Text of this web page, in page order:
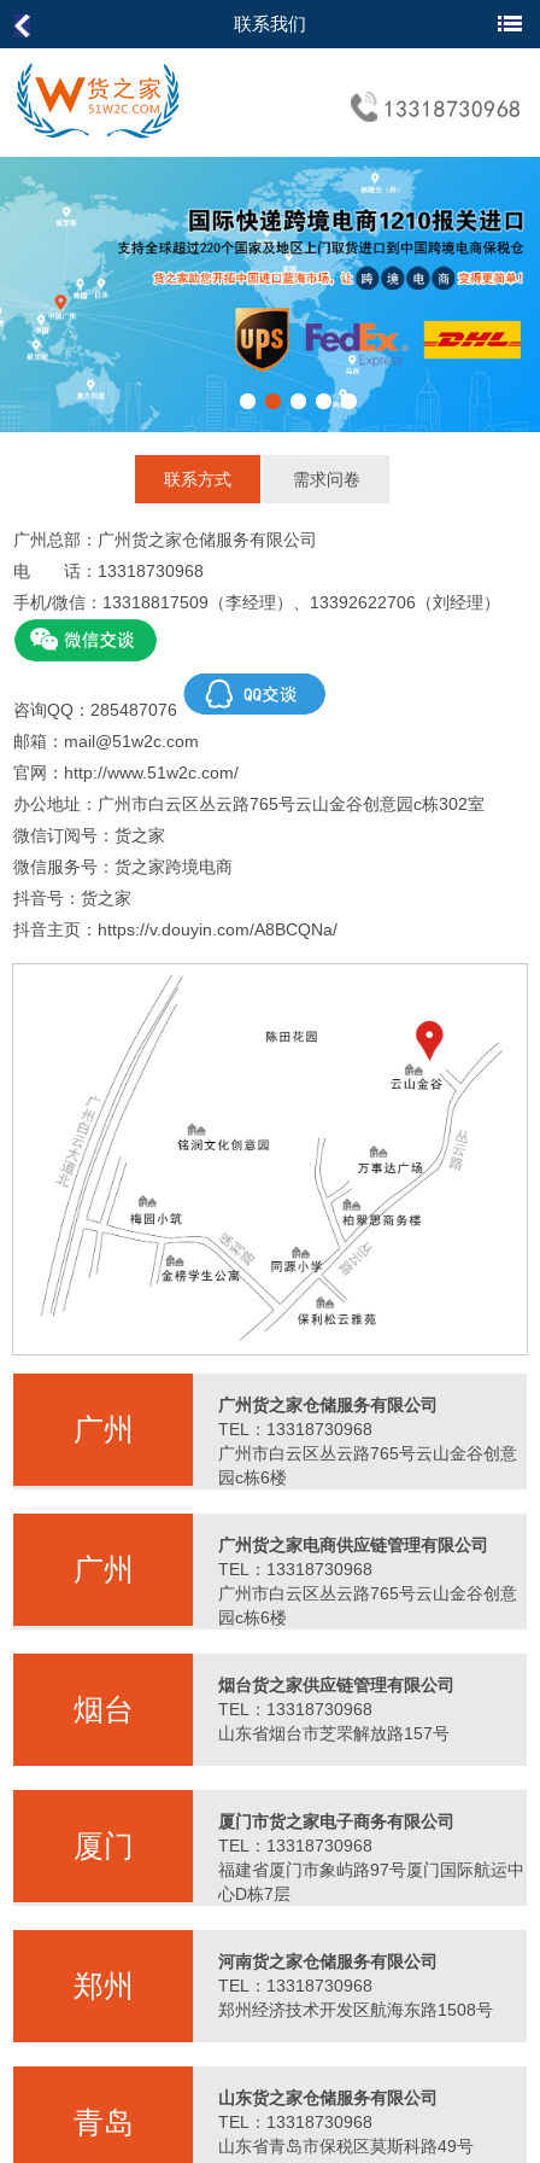
联系我们
联系方式 需求问卷
广州总部：广州货之家仓储服务有限公司
电 话：13318730968
手机/微信：13318817509（李经理）、13392622706（刘经理）
咨询QQ：285487076
邮箱：mail@51w2c.com
官网：http://www.51w2c.com/
办公地址：广州市白云区丛云路765号云山金谷创意园c栋302室
微信订阅号：货之家
微信服务号：货之家跨境电商
抖音号：货之家
抖音主页：https://v.douyin.com/A8BCQNa/
广州
广州货之家仓储服务有限公司
TEL：13318730968
广州市白云区丛云路765号云山金谷创意
园c栋6楼
广州
广州货之家电商供应链管理有限公司
TEL：13318730968
广州市白云区丛云路765号云山金谷创意
园c栋6楼
烟台
烟台货之家供应链管理有限公司
TEL：13318730968
山东省烟台市芝罘解放路157号
厦门
厦门市货之家电子商务有限公司
TEL：13318730968
福建省厦门市象屿路97号厦门国际航运中
心D栋7层
郑州
河南货之家仓储服务有限公司
TEL：13318730968
郑州经济技术开发区航海东路1508号
青岛
山东货之家仓储服务有限公司
TEL：13318730968
山东省青岛市保税区莫斯科路49号